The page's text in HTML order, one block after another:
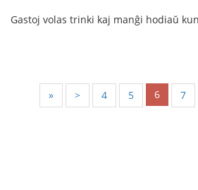
Gastoj volas trinki kaj manĝi hodiaŭ
« < 4 5 6 7